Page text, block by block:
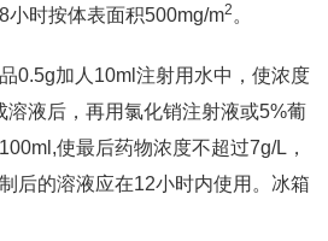
小时按体表面积500mg/m2 。
0.5g加人10ml注射用水中，使浓度
溶液后，再用氯化销注射液或5%葡
使最后药物浓度不超过7g/L，
后的溶液应在12小时内使用。冰箱